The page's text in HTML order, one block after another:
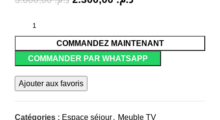
COMMANDEZ MAINTENANT
COMMANDER PAR WHATSAPP
Ajouter aux favoris
Catégories : Espace séjour, Meuble TV